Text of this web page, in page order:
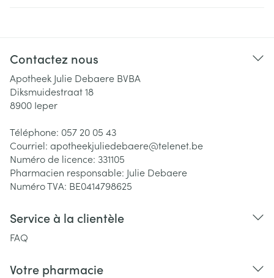
Contactez nous
Apotheek Julie Debaere BVBA
Diksmuidestraat 18
8900 Ieper
Téléphone: 057 20 05 43
Courriel: apotheekjuliedebaere@telenet.be
Numéro de licence: 331105
Pharmacien responsable: Julie Debaere
Numéro TVA: BE0414798625
Service à la clientèle
FAQ
Votre pharmacie